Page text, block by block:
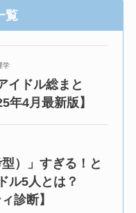
覧
学
イドル総まと
年4月最新版】
）」すぎる！と
ル5人とは？
診断】